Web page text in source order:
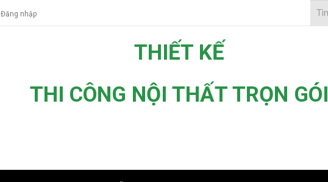
Đăng nhập
THIẾT KẾ
THI CÔNG NỘI THẤT TRỌN GÓI